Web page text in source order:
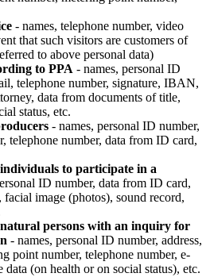
- names, telephone number, video
that such visitors are customers of
to above personal data)
to PPA - names, personal ID
telephone number, signature, IBAN,
data from documents of title,
status, etc.
- names, personal ID number,
telephone number, data from ID card,
to participate in a
ID number, data from ID card,
facial image (photos), sound record,
persons with an inquiry for
- names, personal ID number, address,
point number, telephone number, e-
data (on health or on social status), etc.